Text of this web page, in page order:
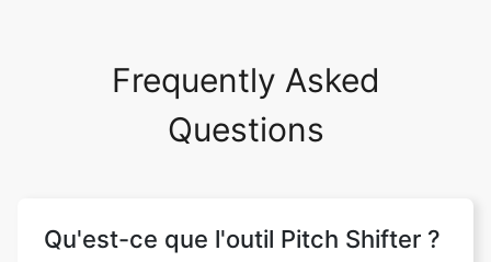
Qu'est-ce que l'outil Pitch Shifter ?
est un outil en ligne qui vous permet de